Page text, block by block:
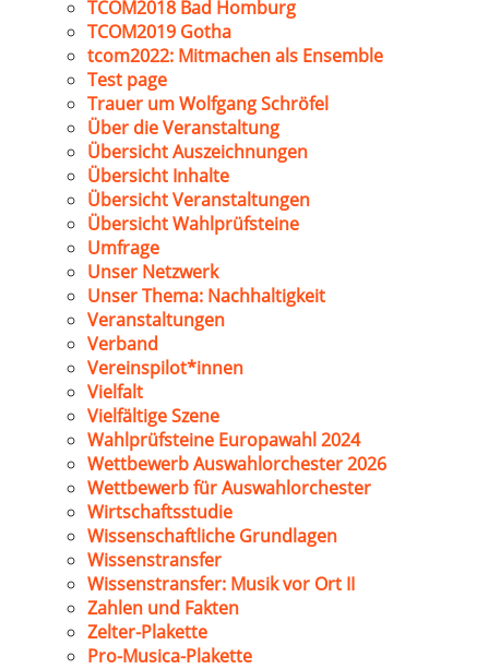
TCOM2018 Bad Homburg
TCOM2019 Gotha
tcom2022: Mitmachen als Ensemble
Test page
Trauer um Wolfgang Schröfel
Über die Veranstaltung
Übersicht Auszeichnungen
Übersicht Inhalte
Übersicht Veranstaltungen
Übersicht Wahlprüfsteine
Umfrage
Unser Netzwerk
Unser Thema: Nachhaltigkeit
Veranstaltungen
Verband
Vereinspilot*innen
Vielfalt
Vielfältige Szene
Wahlprüfsteine Europawahl 2024
Wettbewerb Auswahlorchester 2026
Wettbewerb für Auswahlorchester
Wirtschaftsstudie
Wissenschaftliche Grundlagen
Wissenstransfer
Wissenstransfer: Musik vor Ort II
Zahlen und Fakten
Zelter-Plakette
Pro-Musica-Plakette